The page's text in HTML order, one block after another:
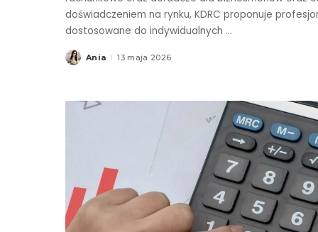
doświadczeniem na rynku, KDRC proponuje
dostosowane do indywidualnych ...
Posted
by
Ania 13 maja 2026